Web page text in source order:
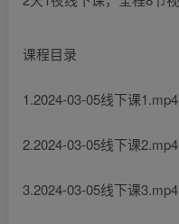
课程目录
1.2024-03-05线下课1.mp4
2.2024-03-05线下课2.mp4
3.2024-03-05线下课3.mp4